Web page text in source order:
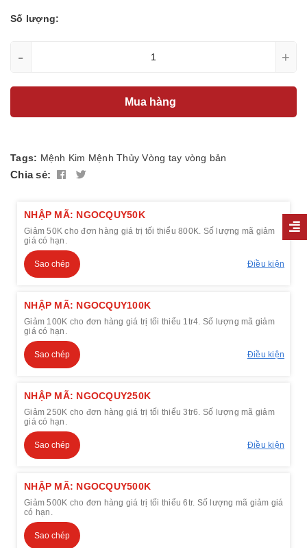
Số lượng:
- +
Mua hàng
Tags: Mệnh Kim Mệnh Thủy Vòng tay vòng bản
Chia sẻ:
NHẬP MÃ: NGOCQUY50K
Giảm 50K cho đơn hàng giá trị tối thiểu 800K. Số lượng mã giảm
giá có hạn.
Sao chép Điều kiện
NHẬP MÃ: NGOCQUY100K
Giảm 100K cho đơn hàng giá trị tối thiểu 1tr4. Số lượng mã giảm
giá có hạn.
Sao chép Điều kiện
NHẬP MÃ: NGOCQUY250K
Giảm 250K cho đơn hàng giá trị tối thiểu 3tr6. Số lượng mã giảm
giá có hạn.
Sao chép Điều kiện
NHẬP MÃ: NGOCQUY500K
Giảm 500K cho đơn hàng giá trị tối thiểu 6tr. Số lượng mã giảm giá
có hạn.
Sao chép